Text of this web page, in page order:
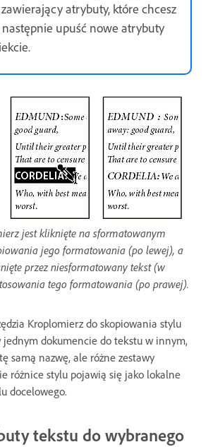
atrybuty, które chcesz
upuść nowe atrybuty
jest kliknięte na sformatowanym
jego formatowania (po lewej), a
przez niesformatowany tekst (w
tego formatowania (po prawej).
Kroplomierz do skopiowania stylu
jednym dokumencie do tekstu w innym,
samą nazwę, ale różne zestawy
różnice stylu pojawią się jako lokalne
docelowego.
tekstu do wybranego